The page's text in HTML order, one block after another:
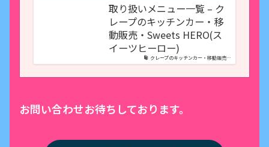
クレープのキッチンカー・移動販売…
取り扱いメニュー一覧 – ク
レープのキッチンカー・移
動販売・Sweets HERO(ス
イーツヒーロー)
お問い合わせお待ちしております。